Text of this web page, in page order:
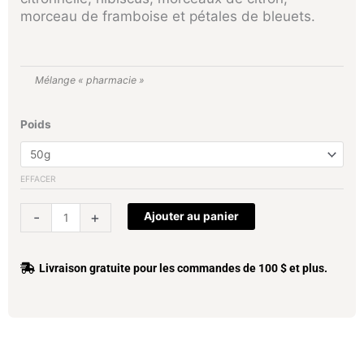
morceau de framboise et pétales de bleuets.
Mélange « pharmacie »
Poids
EFFACER
-
quantité
de
Relaxation
+ Ajouter au panier
Livraison gratuite pour les commandes de 100 $ et plus.